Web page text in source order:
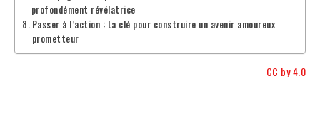
profondément révélatrice
Passer à l’action : La clé pour construire un avenir amoureux
prometteur
CC by 4.0